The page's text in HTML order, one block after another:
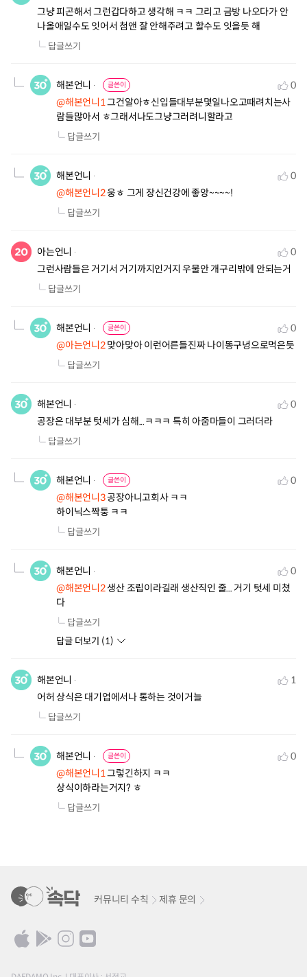
그냥 피곤해서 그런갑다하고 생각해 ㅋㅋ 그리고 금방 나오다가 안
나올애일수도 잇어서 첨앤 잘 안해주려고 할수도 잇을듯 해
답글쓰기
해본언니 글쓴이
0
@해본언니1 그건알아ㅎ신입들대부분몇일나오고때려치는사
람들많아서 ㅎ그래서나도그냥그러려니할라고
답글쓰기
해본언니
0
@해본언니2 웅ㅎ 그게 장신건강에 좋앙~~~~!
답글쓰기
아는언니
0
그런사람들은 거기서 거기까지인거지 우물안 개구리밖에 안되는거
답글쓰기
해본언니 글쓴이
0
@아는언니2 맞아맞아 이런어른들진짜 나이똥구녕으로먹은듯
답글쓰기
해본언니
0
공장은 대부분 텃세가 심해...ㅋㅋㅋ 특히 아줌마들이 그러더라
답글쓰기
해본언니 글쓴이
0
@해본언니3 공장아니고회사 ㅋㅋ
하이닉스짝퉁 ㅋㅋ
답글쓰기
해본언니
0
@해본언니2 생산 조립이라길래 생산직인 줄... 거기 텃세 미쳤
다
답글쓰기
답글 더보기 (1)
해본언니
1
어허 상식은 대기업에서나 통하는 것이거늘
답글쓰기
해본언니 글쓴이
0
@해본언니1 그렇긴하지 ㅋㅋ
상식이하라는거지? ㅎ
답글쓰기
커뮤니티 수칙 제휴 문의